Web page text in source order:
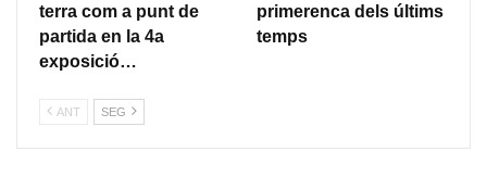
terra com a punt de
partida en la 4a
exposició…
primerenca dels últims
temps
ANT SEG